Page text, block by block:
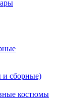
сборные)
костюмы